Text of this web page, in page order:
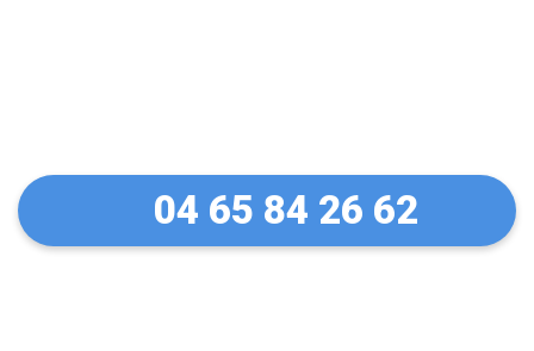
04 65 84 26 62